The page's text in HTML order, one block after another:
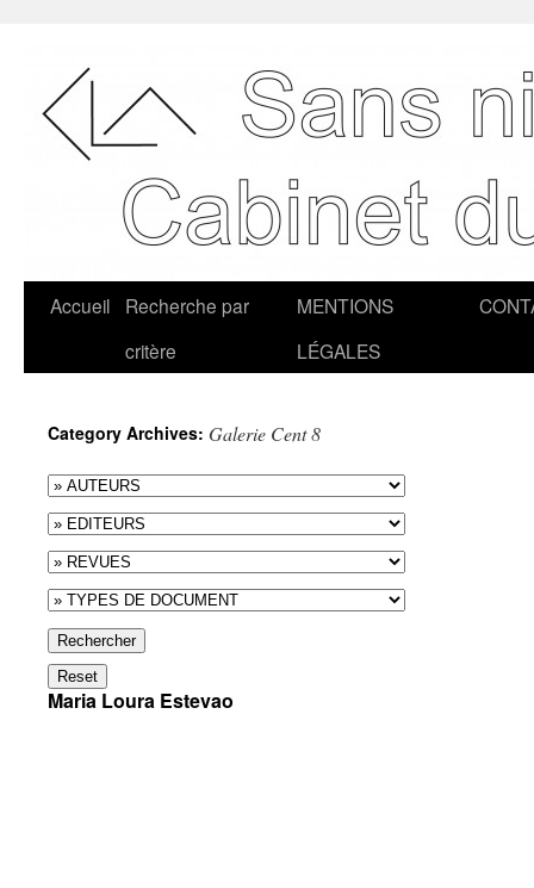
Accueil
Recherche par
critère
MENTIONS
LÉGALES
Category Archives: Galerie Cent 8
Rechercher
Reset
Maria Loura Estevao